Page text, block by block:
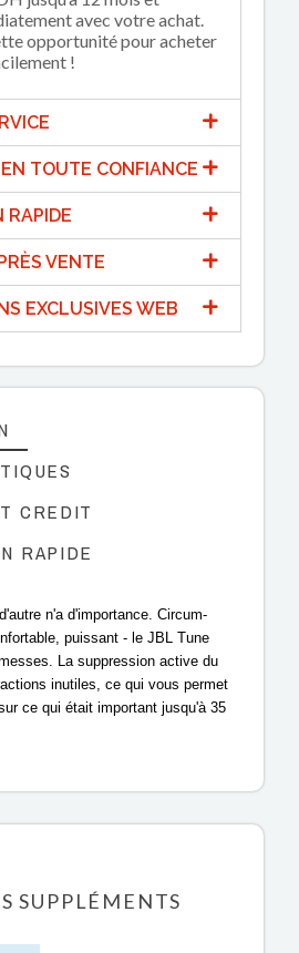
avec votre achat.
opportunité pour acheter
!
TOUTE CONFIANCE
RAPIDE
VENTE
EXCLUSIVES WEB
CREDIT
RAPIDE
n'a d'importance. Circum-
puissant - le JBL Tune
La suppression active du
inutiles, ce qui vous permet
ce qui était important jusqu'à 35
SUPPLÉMENTS